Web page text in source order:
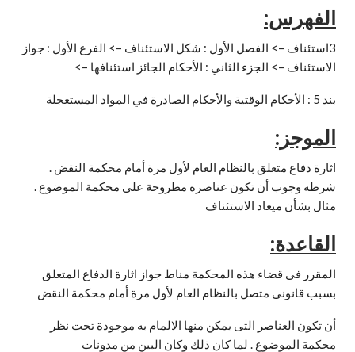
الفهرس:
3استئناف –> الفصل الأول : شكل الاستئناف –> الفرع الأول : جواز
الاستئناف –> الجزء الثاني : الأحكام الجائز استئنافها –>
بند 5 : الأحكام الوقتية والأحكام الصادرة في المواد المستعجلة
الموجز:
اثارة دفاع متعلق بالنظام العام لأول مرة أمام محكمة النقض .
شرطه وجوب أن تكون عناصره مطروحة على محكمة الموضوع .
مثال بشأن ميعاد الاستئناف
القاعدة:
المقرر فى قضاء هذه المحكمة مناط جواز اثارة الدفاع المتعلق
بسبب قانونى متصل بالنظام العام لأول مرة أمام محكمة النقض
أن تكون العناصر التى يمكن منها الالمام به موجودة تحت نظر
محكمة الموضوع . لما كان ذلك وكان البين من مدونات